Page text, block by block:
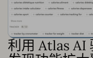
利用 Atlas AI